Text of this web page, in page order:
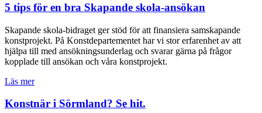
5 tips för en bra Skapande skola-ansökan
Skapande skola-bidraget ger stöd för att finansiera samskapande
konstprojekt. På Konstdepartementet har vi stor erfarenhet av att
hjälpa till med ansökningsunderlag och svarar gärna på frågor
kopplade till ansökan och våra konstprojekt.
Läs mer
Konstnär i Sörmland? Se hit.